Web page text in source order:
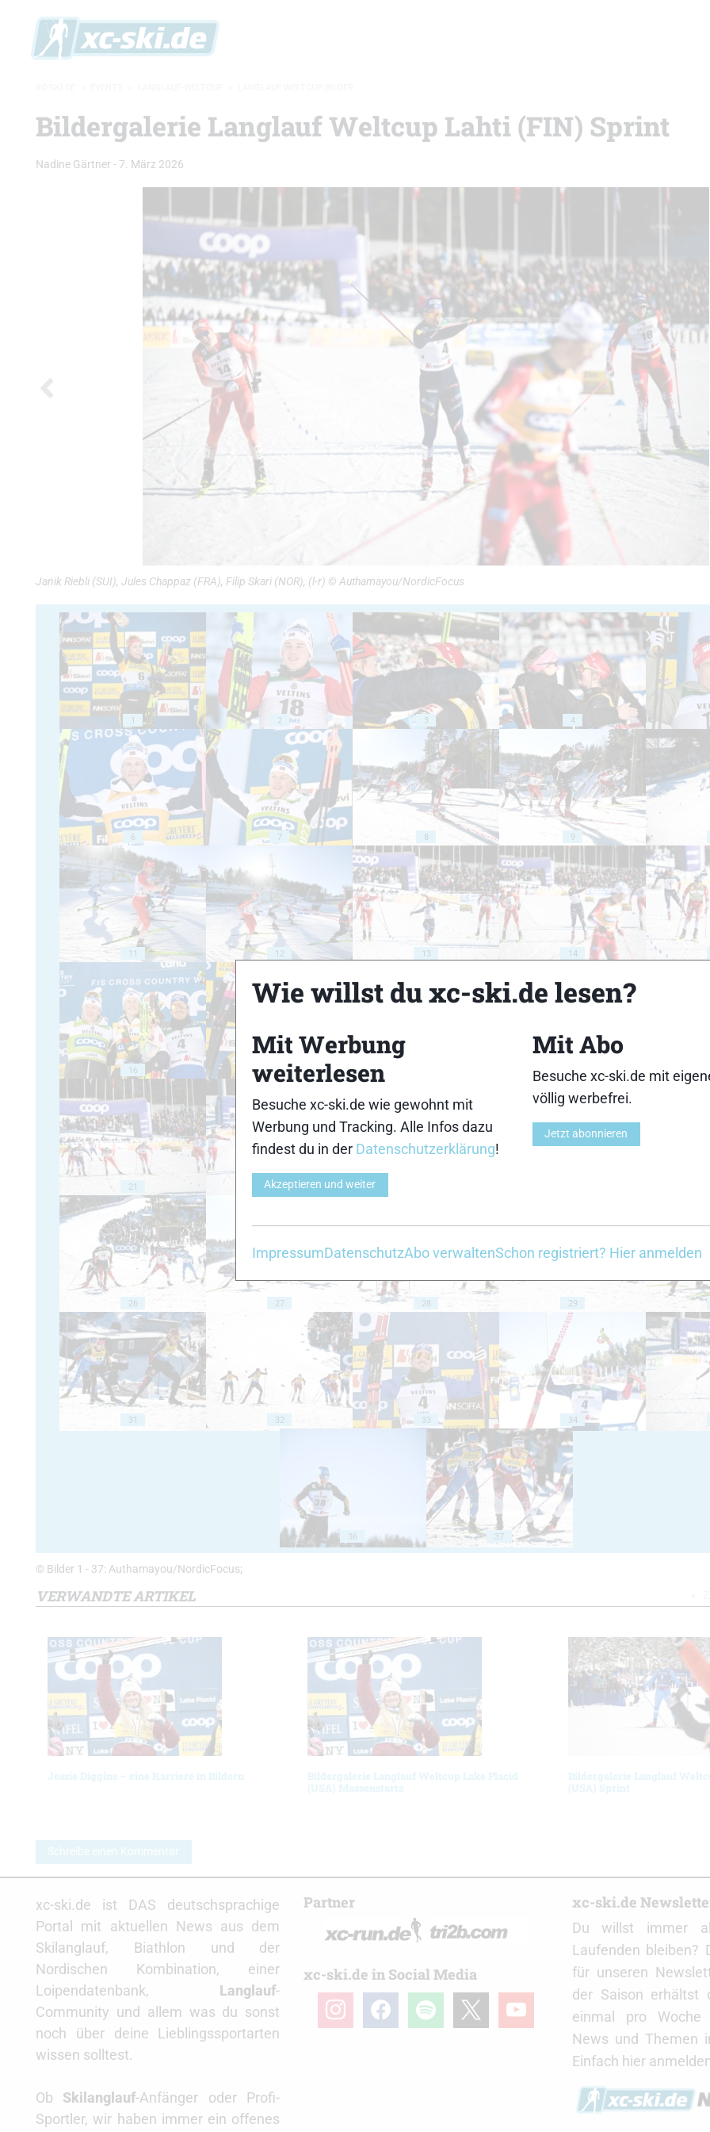
Bildergalerie Langlauf Weltcup Lahti (FIN) Sprint
Nadine Gärtner - 7. März 2026
Janik Riebli (SUI), Jules Chappaz (FRA), Filip Skari (NOR), (l-r) © Authamayou/NordicFocus
1 2 3 4
6 7 8 9
11 12 13 14
16 17 19
21 22
26 27 28 29
31 32 33 34
36 37
© Bilder 1 - 37: Authamayou/NordicFocus;
VERWANDTE ARTIKEL
Jessie Diggins – eine Karriere in Bildern
Bildergalerie Langlauf Weltcup Lake Placid
(USA) Massenstarts
Bildergalerie Langlauf
(USA) Sprint
Schreibe einen Kommentar
xc-ski.de ist DAS deutschsprachige
Portal mit aktuellen News aus dem
Skilanglauf, Biathlon und der
Nordischen Kombination, einer
Loipendatenbank, Langlauf-
Community und allem was du sonst
noch über deine Lieblingssportarten
wissen solltest.
Ob Skilanglauf-Anfänger oder Profi-
Sportler, wir haben immer ein offenes
Partner
xc-ski.de in Social Media
instagramfacebookspotify youtube
xc-ski.de
Du willst immer
Laufenden bleiben?
für unseren
der Saison erhältst
einmal pro Woche
News und Themen
Einfach hier
Wie willst du xc-ski.de lesen?
Mit Werbung
weiterlesen
Besuche xc-ski.de wie gewohnt mit
Werbung und Tracking. Alle Infos dazu
findest du in der Datenschutzerklärung!
Akzeptieren und weiter
Mit Abo
Besuche xc-ski.de mit
völlig werbefrei.
Jetzt abonnieren
ImpressumDatenschutzAbo verwaltenSchon registriert? Hier anmelden